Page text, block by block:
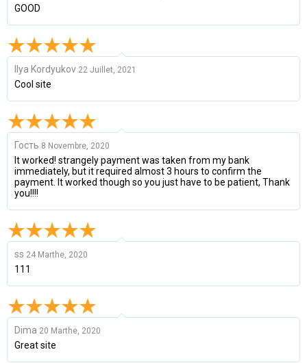
GOOD
Ilya Kordyukov 22 Juillet, 2021
Cool site
Гость 8 Novembre, 2020
It worked! strangely payment was taken from my bank
immediately, but it required almost 3 hours to confirm the
payment. It worked though so you just have to be patient, Thank
you!!!!
ss 24 Marthe, 2020
111
Dima 20 Marthe, 2020
Great site